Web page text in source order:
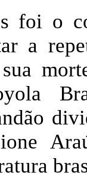
foi o
a